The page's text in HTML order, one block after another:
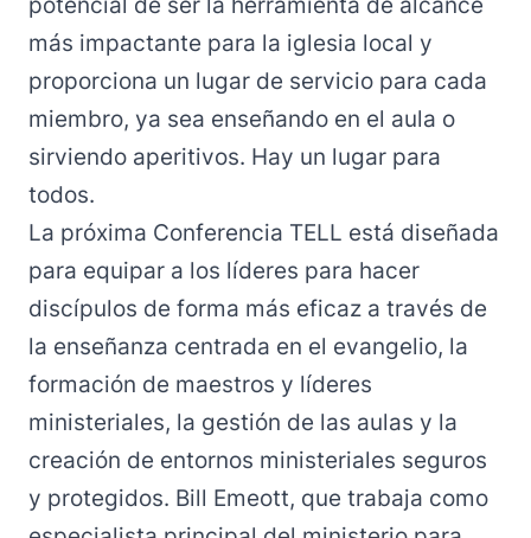
más impactante para la iglesia local y
proporciona un lugar de servicio para cada
miembro, ya sea enseñando en el aula o
sirviendo aperitivos. Hay un lugar para
todos.
La próxima Conferencia TELL está diseñada
para equipar a los líderes para hacer
discípulos de forma más eficaz a través de
la enseñanza centrada en el evangelio, la
formación de maestros y líderes
ministeriales, la gestión de las aulas y la
creación de entornos ministeriales seguros
y protegidos. Bill Emeott, que trabaja como